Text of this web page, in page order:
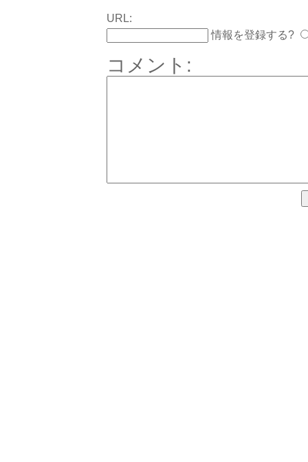
URL:
情報を登録する?
コメント: